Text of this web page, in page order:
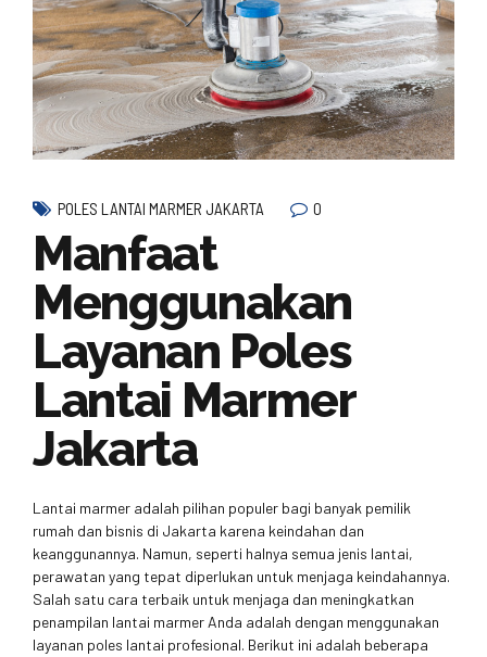
POLES LANTAI MARMER JAKARTA 0
Manfaat
Menggunakan
Layanan Poles
Lantai Marmer
Jakarta
Lantai marmer adalah pilihan populer bagi banyak pemilik
rumah dan bisnis di Jakarta karena keindahan dan
keanggunannya. Namun, seperti halnya semua jenis lantai,
perawatan yang tepat diperlukan untuk menjaga keindahannya.
Salah satu cara terbaik untuk menjaga dan meningkatkan
penampilan lantai marmer Anda adalah dengan menggunakan
layanan poles lantai profesional. Berikut ini adalah beberapa